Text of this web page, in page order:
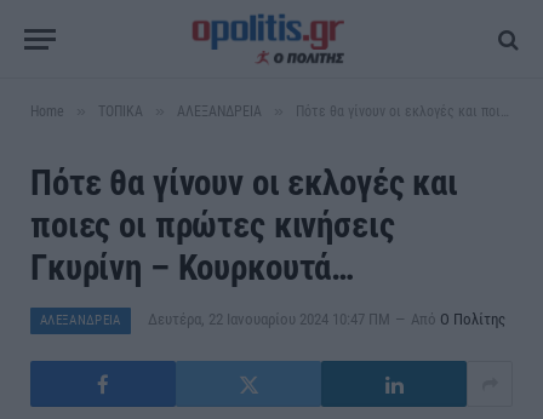
Home ΤΟΠΙΚΑ ΑΛΕΞΑΝΔΡΕΙΑ Πότε θα γίνουν οι εκλογές και ποιες οι πρώτες κινήσεις Γκυρίνη – Κουρκουτά…
Πότε θα γίνουν οι εκλογές και
ποιες οι πρώτες κινήσεις
Γκυρίνη – Κουρκουτά…
ΑΛΕΞΑΝΔΡΕΙΑ Δευτέρα, 22 Ιανουαρίου 2024 10:47 ΠΜ Από Ο Πολίτης